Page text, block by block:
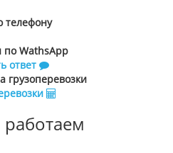
телефону
по WathsApp
ответ
грузоперевозки